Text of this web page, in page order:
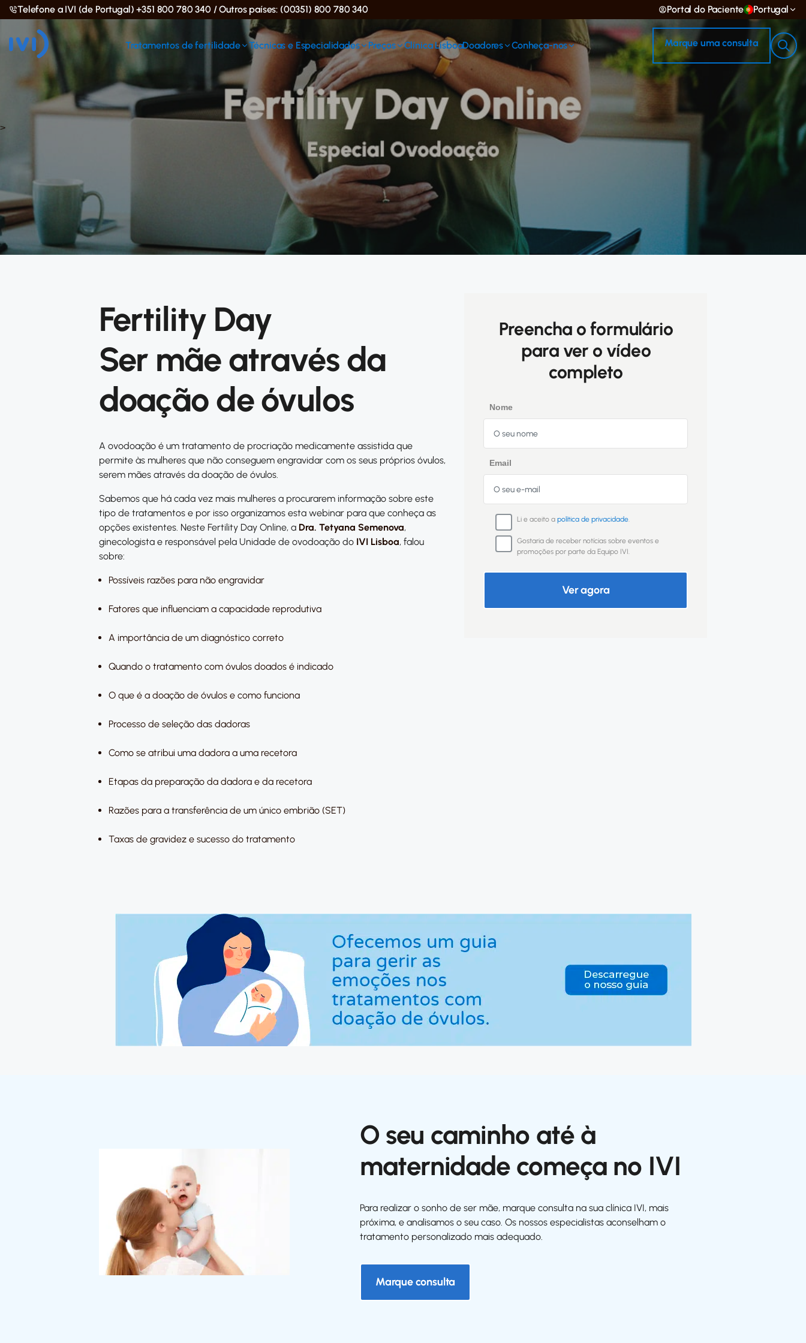
Telefone a IVI (de Portugal) +351 800 780 340 / Outros países: (00351) 800 780 340 Portal do Paciente Portugal
Tratamentos de fertilidade Técnicas e Especialidades Preços Clínica LisboaDoadores Conheça-nos Marque uma consulta
>
Fertility Day
Ser mãe através da
doação de óvulos
A ovodoação é um tratamento de procriação medicamente assistida que
permite às mulheres que não conseguem engravidar com os seus próprios óvulos,
serem mães através da doação de óvulos.
Sabemos que há cada vez mais mulheres a procurarem informação sobre este
tipo de tratamentos e por isso organizamos esta webinar para que conheça as
opções existentes. Neste Fertility Day Online, a Dra. Tetyana Semenova,
ginecologista e responsável pela Unidade de ovodoação do IVI Lisboa, falou
sobre:​
Possíveis razões para não engravidar
Fatores que influenciam a capacidade reprodutiva
A importância de um diagnóstico correto
Quando o tratamento com óvulos doados é indicado
O que é a doação de óvulos e como funciona
Processo de seleção das dadoras
Como se atribui uma dadora a uma recetora
Etapas da preparação da dadora e da recetora
Razões para a transferência de um único embrião (SET)
Taxas de gravidez e sucesso do tratamento
Preencha o formulário
para ver o vídeo
completo
Nome
Email
Li e aceito apolítica de privacidade.
Gostaria de receber notícias sobre eventos e
promoções por parte da Equipo IVI.
Ver agora
O seu caminho até à
maternidade começa no IVI
Para realizar o sonho de ser mãe, marque consulta na sua clínica IVI, mais
próxima, e analisamos o seu caso. Os nossos especialistas aconselham o
tratamento personalizado mais adequado.
Marque consulta